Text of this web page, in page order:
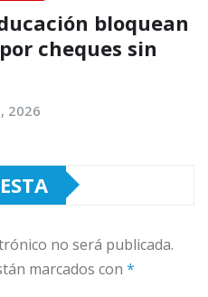
bloquean
cheques sin
2026
no será publicada.
marcados con *